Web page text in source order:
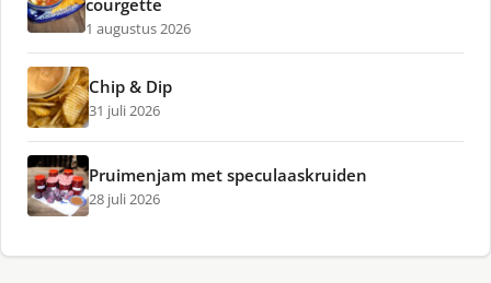
courgette
1 augustus 2026
Chip & Dip
31 juli 2026
Pruimenjam met speculaaskruiden
28 juli 2026